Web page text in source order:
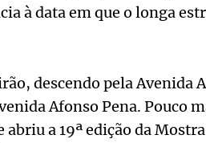
à data em que o longa
descendo pela Avenida
Afonso Pena. Pouco
a 19ª edição da